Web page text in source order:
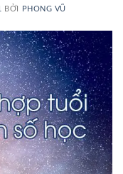
BỞI PHONG VŨ